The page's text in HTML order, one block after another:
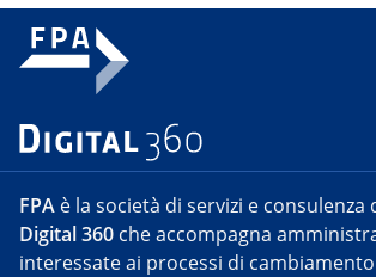
FPA è la società di servizi e consulenza
Digital 360 che accompagna
interessate ai processi di cambiamento